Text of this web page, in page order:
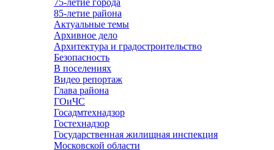
75-летие города
85-летие района
Актуальные темы
Архивное дело
Архитектура и градостроительство
Безопасность
В поселениях
Видео репортаж
Глава района
ГОиЧС
Госадмтехнадзор
Гостехнадзор
Государственная жилищная инспекция
Московской области